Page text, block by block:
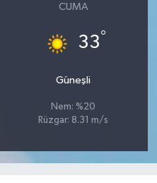
CUMA
33°
Güneşli
Nem: %20
Rüzgar: 8.31 m/s